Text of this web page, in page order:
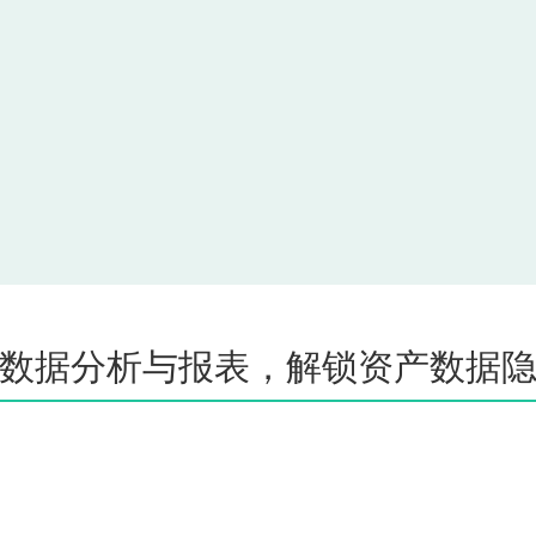
据分析与报表，解锁资产数据